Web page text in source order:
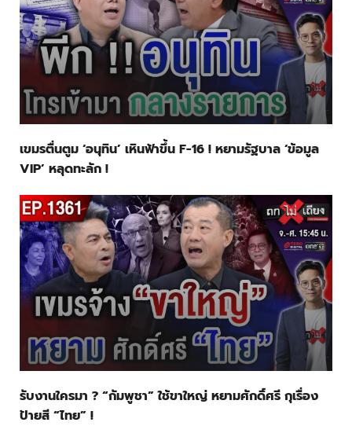
เขมรตื่นตูม ‘อนุทิน’ เหินฟ้าขึ้น F-16 ! หยามรัฐบาล ‘ข้อมูล
VIP’ หลุดทะลัก !
รับงานใครมา ? “กัมพูชา” ใช้ขาใหญ่ หยามศักดิ์ศรี กุเรื่อง
ป้ายสี “ไทย” !